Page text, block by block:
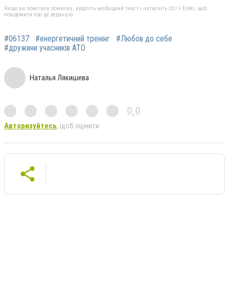
Якщо ви помітили помилку, виділіть необхідний текст і натисніть Ctrl + Enter, щоб
повідомити про це редакцію
#06137 #енергетичний тренінг
#Любов до себе
#дружини учасників АТО
Наталья Лякишева
0,0
Авторизуйтесь, щоб оцінити